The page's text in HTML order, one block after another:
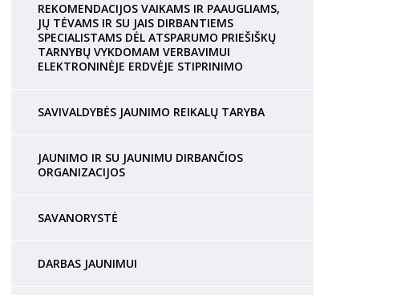
REKOMENDACIJOS VAIKAMS IR PAAUGLIAMS,
JŲ TĖVAMS IR SU JAIS DIRBANTIEMS
SPECIALISTAMS DĖL ATSPARUMO PRIEŠIŠKŲ
TARNYBŲ VYKDOMAM VERBAVIMUI
ELEKTRONINĖJE ERDVĖJE STIPRINIMO
SAVIVALDYBĖS JAUNIMO REIKALŲ TARYBA
JAUNIMO IR SU JAUNIMU DIRBANČIOS
ORGANIZACIJOS
SAVANORYSTĖ
DARBAS JAUNIMUI